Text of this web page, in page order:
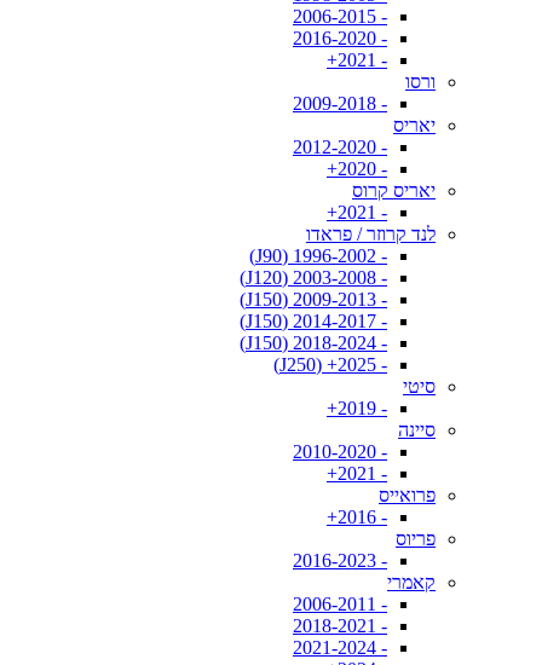
- 2006-2015
- 2016-2020
- 2021+
ורסו
- 2009-2018
יאריס
- 2012-2020
- 2020+
יאריס קרוס
- 2021+
לנד קרוזר / פראדו
- 1996-2002 (J90)
- 2003-2008 (J120)
- 2009-2013 (J150)
- 2014-2017 (J150)
- 2018-2024 (J150)
- 2025+ (J250)
סיטי
- 2019+
סיינה
- 2010-2020
- 2021+
פרואייס
- 2016+
פריוס
- 2016-2023
קאמרי
- 2006-2011
- 2018-2021
- 2021-2024